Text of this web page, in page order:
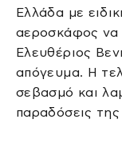
Ελλάδα με
αεροσκάφος να
Ελευθέριος
απόγευμα. Η
σεβασμό και
παραδόσεις